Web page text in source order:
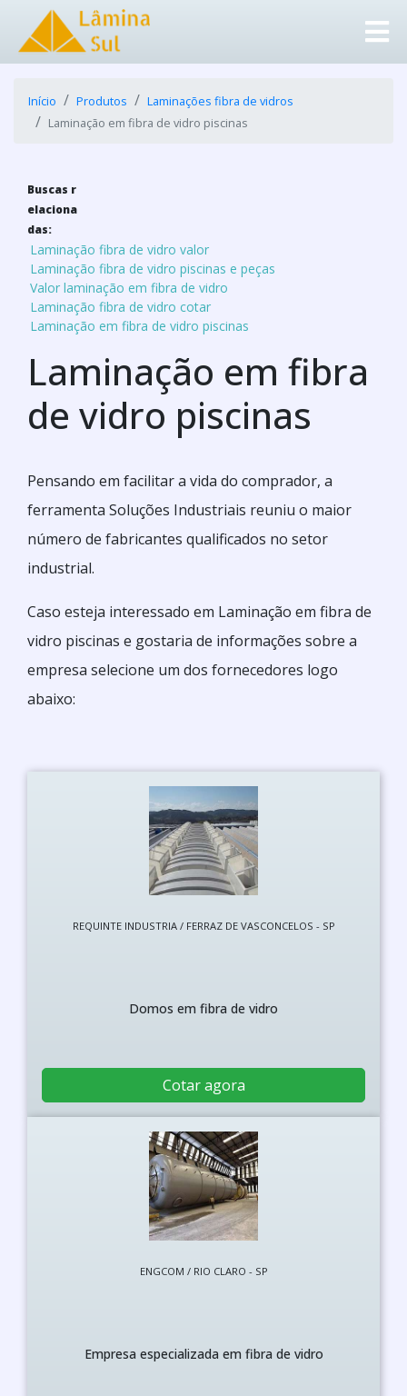
Início Produtos
Laminações fibra de vidros
Laminação em fibra de vidro piscinas
Buscas r
elaciona
das:
Laminação fibra de vidro valor
Laminação fibra de vidro piscinas e peças
Valor laminação em fibra de vidro
Laminação fibra de vidro cotar
Laminação em fibra de vidro piscinas
Laminação em fibra
de vidro piscinas
Pensando em facilitar a vida do comprador, a
ferramenta Soluções Industriais reuniu o maior
número de fabricantes qualificados no setor
industrial.
Caso esteja interessado em Laminação em fibra de
vidro piscinas e gostaria de informações sobre a
empresa selecione um dos fornecedores logo
abaixo:
REQUINTE INDUSTRIA / FERRAZ DE VASCONCELOS - SP
Domos em fibra de vidro
Cotar agora
ENGCOM / RIO CLARO - SP
Empresa especializada em fibra de vidro